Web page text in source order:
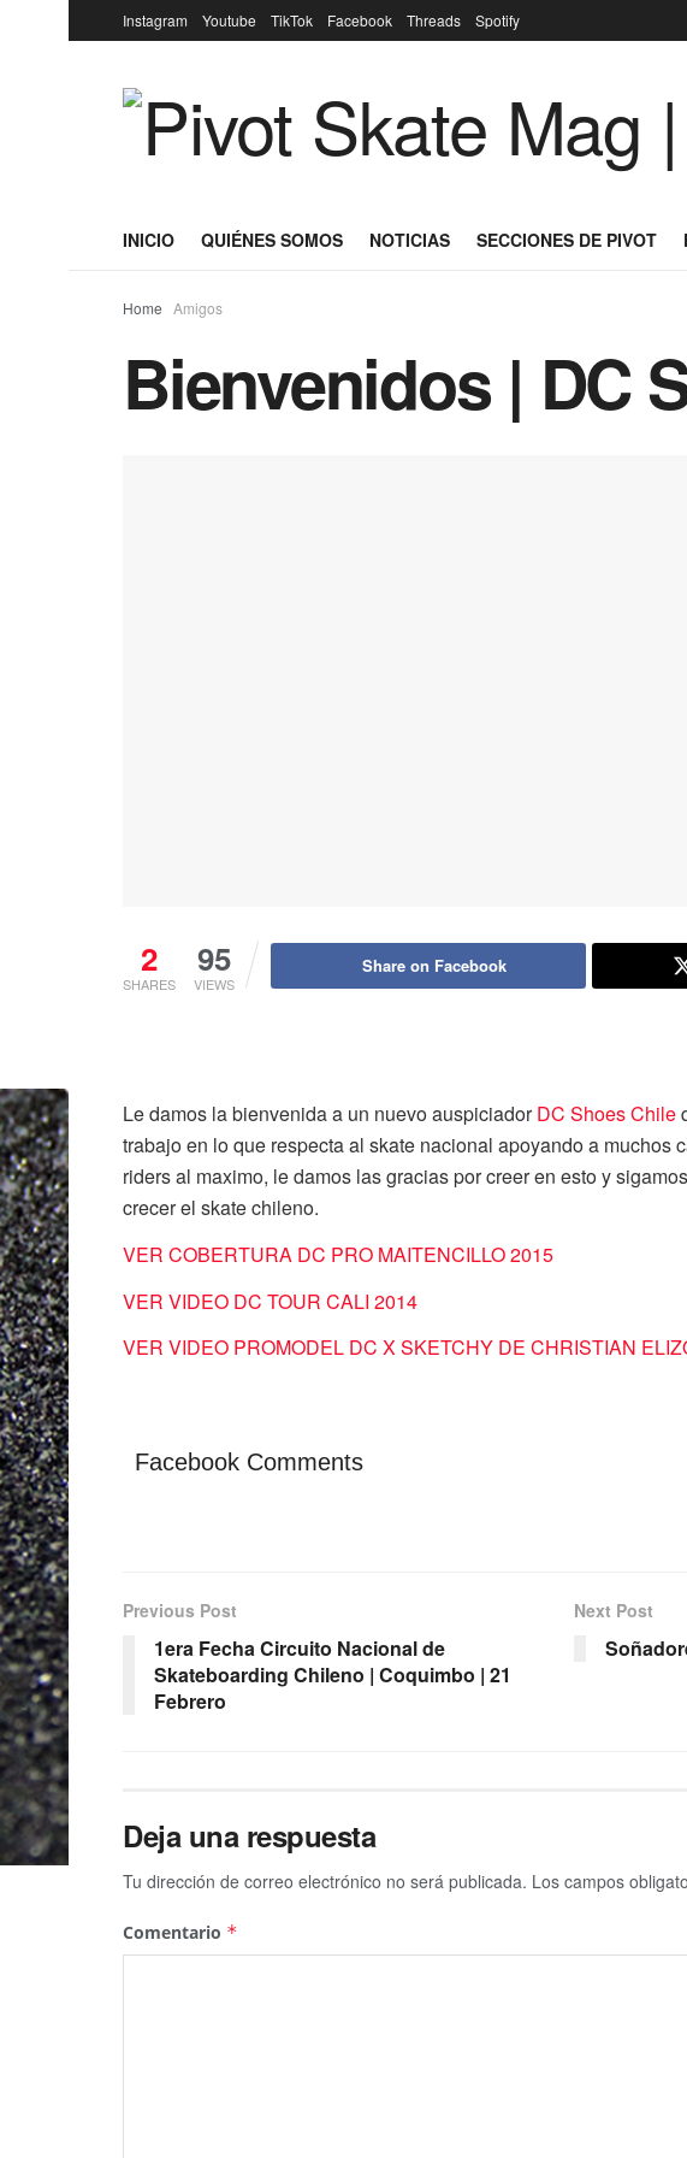
Instagram Youtube TikTok Facebook Threads Spotify
INICIO QUIÉNES SOMOS NOTICIAS SECCIONES DE PIVOT
Home Amigos
Bienvenidos | DC
2
SHARES
95
VIEWS
Share on Facebook
Le damos la bienvenida a un nuevo auspiciadorDC Shoes Chile
trabajo en lo que respecta al skate nacional apoyando a muchos
riders al maximo, le damos las gracias por creer en esto y
crecer el skate chileno.
VER COBERTURA DC PRO MAITENCILLO 2015
VER VIDEO DC TOUR CALI 2014
VER VIDEO PROMODEL DC X SKETCHY DE CHRISTIAN
Facebook Comments
Previous Post
1era Fecha Circuito Nacional de
Skateboarding Chileno | Coquimbo | 21
Febrero
Next Post
Deja una respuesta
Tu dirección de correo electrónico no será publicada. Los campos
Comentario *